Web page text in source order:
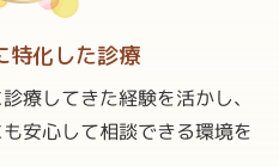
特化した診療
療してきた経験を活かし、
安心して相談できる環境を